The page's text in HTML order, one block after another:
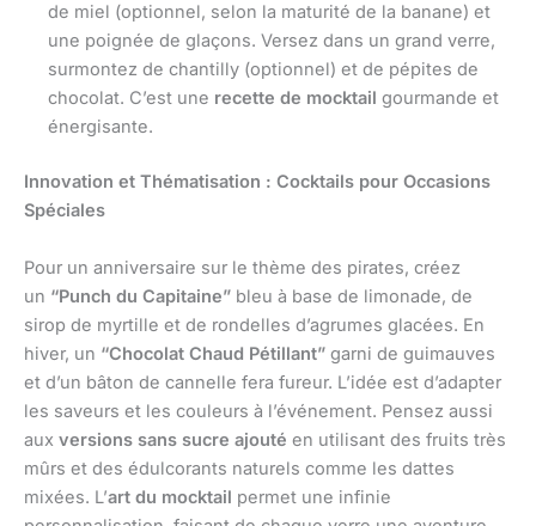
de miel (optionnel, selon la maturité de la banane) et
une poignée de glaçons. Versez dans un grand verre,
surmontez de chantilly (optionnel) et de pépites de
chocolat. C’est une recette de mocktail gourmande et
énergisante.
Innovation et Thématisation : Cocktails pour Occasions
Spéciales
Pour un anniversaire sur le thème des pirates, créez
un “Punch du Capitaine” bleu à base de limonade, de
sirop de myrtille et de rondelles d’agrumes glacées. En
hiver, un “Chocolat Chaud Pétillant” garni de guimauves
et d’un bâton de cannelle fera fureur. L’idée est d’adapter
les saveurs et les couleurs à l’événement. Pensez aussi
aux versions sans sucre ajouté en utilisant des fruits très
mûrs et des édulcorants naturels comme les dattes
mixées. L’art du mocktail permet une infinie